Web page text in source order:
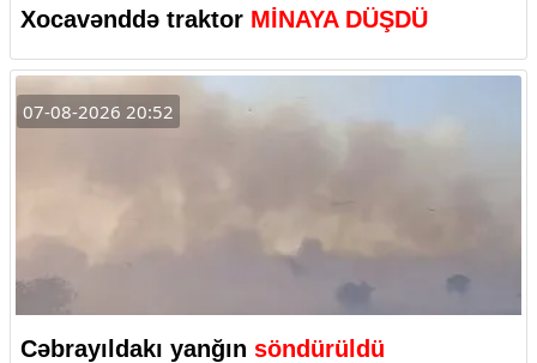
Xocavənddə traktor MİNAYA DÜŞDÜ
07-08-2026 20:52
Cəbrayıldakı yanğın söndürüldü